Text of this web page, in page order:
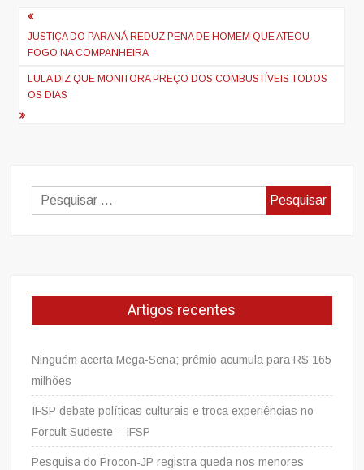
Navegação
de
artigos
JUSTIÇA DO PARANÁ REDUZ PENA DE HOMEM QUE ATEOU
FOGO NA COMPANHEIRA
LULA DIZ QUE MONITORA PREÇO DOS COMBUSTÍVEIS TODOS
OS DIAS
Pesquisar
por:
Artigos recentes
Ninguém acerta Mega-Sena; prêmio acumula para R$ 165
milhões
IFSP debate políticas culturais e troca experiências no
Forcult Sudeste – IFSP
Pesquisa do Procon-JP registra queda nos menores